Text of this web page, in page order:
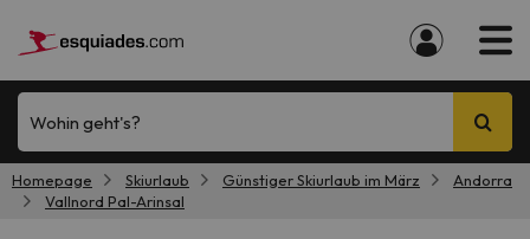
Wohin geht's?
Homepage Skiurlaub Günstiger Skiurlaub im März
Andorra
Vallnord Pal-Arinsal